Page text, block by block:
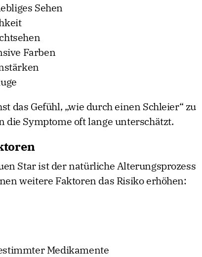
Sehen
Farben
das Gefühl, „wie durch einen Schleier“ zu
die Symptome oft lange unterschätzt.
Star ist der natürliche Alterungsprozess
weitere Faktoren das Risiko erhöhen:
Medikamente